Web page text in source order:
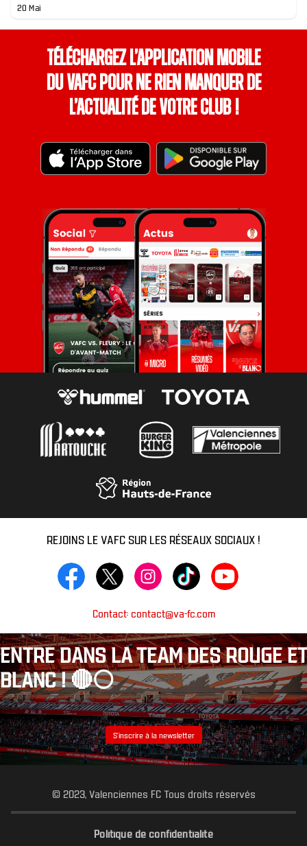
20 Mai
Téléchargez l’application mobile
du VAFC pour ne rien manquer de
l’actualité de votre club !
REJOINS LE VAFC SUR LES RÉSEAUX SOCIAUX !
Contact: contact@va-fc.com
ENTRE DANS LA TEAM DES ROUGE ET
BLANC ! 🔴⚪️
S’inscrire à la newsletter
© 2023, Valenciennes FC Tous droits réservés
Politique de confidentialité